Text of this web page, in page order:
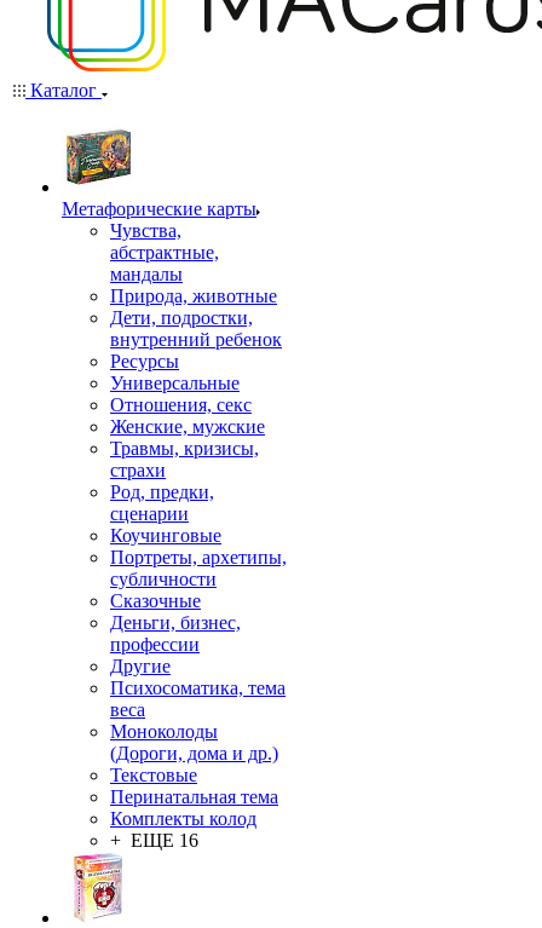
Каталог
Mетафорические карты
Чувства,
абстрактные,
мандалы
Природа, животные
Дети, подростки,
внутренний ребенок
Ресурсы
Универсальные
Отношения, секс
Женские, мужские
Травмы, кризисы,
страхи
Род, предки,
сценарии
Коучинговые
Портреты, архетипы,
субличности
Сказочные
Деньги, бизнес,
профессии
Другие
Психосоматика, тема
веса
Моноколоды
(Дороги, дома и др.)
Текстовые
Перинатальная тема
Комплекты колод
+ ЕЩЕ 16